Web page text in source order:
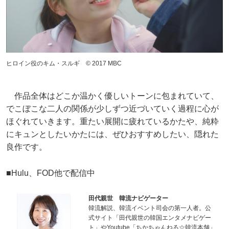
ヒロイン役のキム・スルギ © 2017 MBC
作品全体はどこか温かく優しいトーンに包まれていて、
でこぼこな二人の関係が少しずつ近づいていく過程に心が
ほぐれていきます。重たい展開に疲れているかたや、純粋
にキュンとしたいかたには、ぜひおすすめしたい、隠れた
良作です。
■Hulu、FOD他で配信中
田代親世 韓流ナビゲーター
韓流解説、韓流イベント司会の第一人者。公
式サイト「田代親世の韓国エンタメナビゲー
ト」やYoutube「ちかちゃんねる☆韓流本舗」